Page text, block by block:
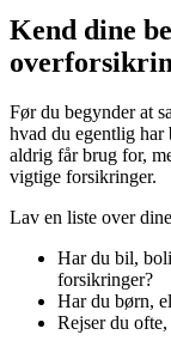
Kend dine
Før du begynder at
hvad du egentlig
aldrig får brug for,
vigtige forsikringer.
Lav en liste over
Har du bil,
forsikringer?
Har du børn,
Rejser du